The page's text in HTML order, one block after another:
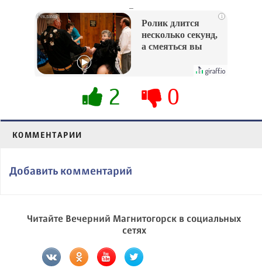
i
Ролик длится
несколько секунд,
а смеяться вы
2 0
КОММЕНТАРИИ
Добавить комментарий
Читайте Вечерний Магнитогорск в социальных
сетях